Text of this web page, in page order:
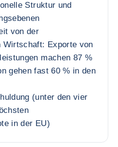
Struktur und
von der
Wirtschaft: Exporte von
machen 87 %
gehen fast 60 % in den
(unter den vier
in der EU)